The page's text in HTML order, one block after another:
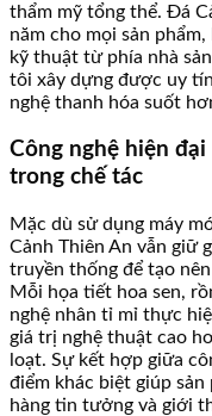
thẩm mỹ tổng thể. Đá
năm cho mọi sản
kỹ thuật từ phía nhà
tôi xây dựng được uy
nghệ thanh hóa suốt
Công nghệ hiện
trong chế tác
Mặc dù sử dụng máy
Cảnh Thiên An vẫn giữ
truyền thống để tạo
Mỗi họa tiết hoa sen,
nghệ nhân tỉ mỉ thực
giá trị nghệ thuật cao
loạt. Sự kết hợp giữa
điểm khác biệt giúp
hàng tin tưởng và giới